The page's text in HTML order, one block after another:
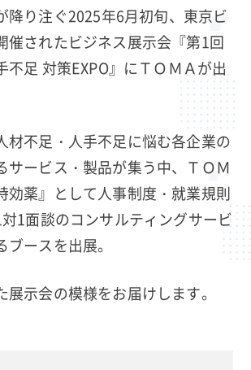
降り注ぐ2025年6月初旬、東京ビ
催されたビジネス展示会『第1回
不足 対策EXPO』にＴＯＭＡが出
材不足・人手不足に悩む各企業の
サービス・製品が集う中、ＴＯＭ
効薬』として人事制度・就業規則
1面談のコンサルティングサービ
ースを出展。
展示会の模様をお届けします。